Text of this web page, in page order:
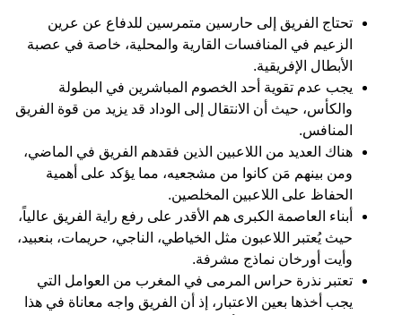
تحتاج الفريق إلى حارسين متمرسين للدفاع عن عرين
الزعيم في المنافسات القارية والمحلية، خاصة في عصبة
الأبطال الإفريقية.
يجب عدم تقوية أحد الخصوم المباشرين في البطولة
والكأس، حيث أن الانتقال إلى الوداد قد يزيد من قوة الفريق
المنافس.
هناك العديد من اللاعبين الذين فقدهم الفريق في الماضي،
ومن بينهم مَن كانوا من مشجعيه، مما يؤكد على أهمية
الحفاظ على اللاعبين المخلصين.
أبناء العاصمة الكبرى هم الأقدر على رفع راية الفريق عالياً،
حيث يُعتبر اللاعبون مثل الخياطي، الناجي، حريمات، بنعبيد،
وأيت أورخان نماذج مشرفة.
تعتبر نذرة حراس المرمى في المغرب من العوامل التي
يجب أخذها بعين الاعتبار، إذ أن الفريق واجه معاناة في هذا